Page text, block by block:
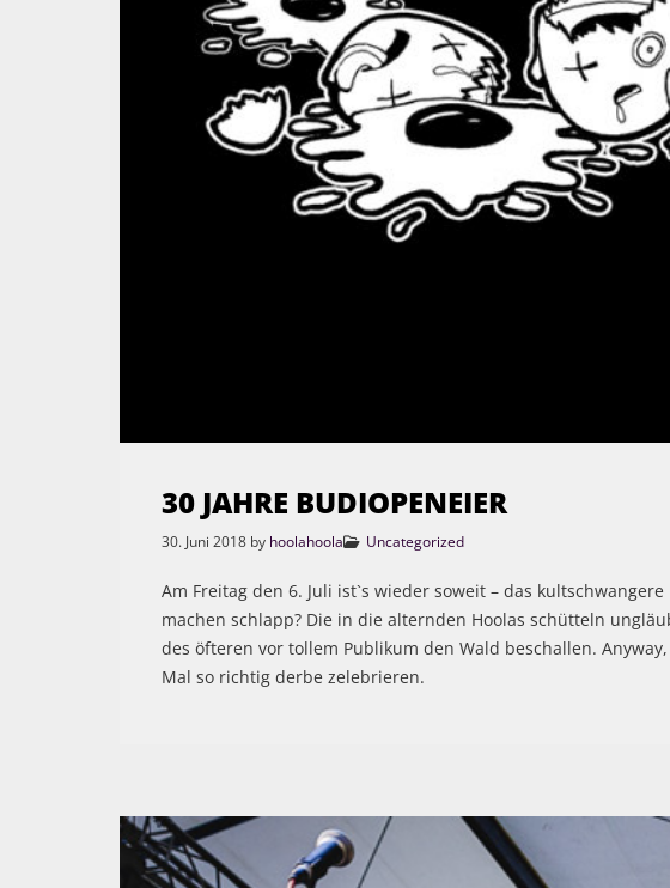
30 JAHRE BUDIOPENEIER
30. Juni 2018 by hoolahoola Uncategorized
Am Freitag den 6. Juli ist`s wieder soweit – das
machen schlapp? Die in die alternden Hoolas schütteln
des öfteren vor tollem Publikum den Wald beschallen.
Mal so richtig derbe zelebrieren.